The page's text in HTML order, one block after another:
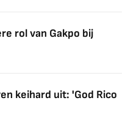
rol van Gakpo bij
keihard uit: 'God Rico